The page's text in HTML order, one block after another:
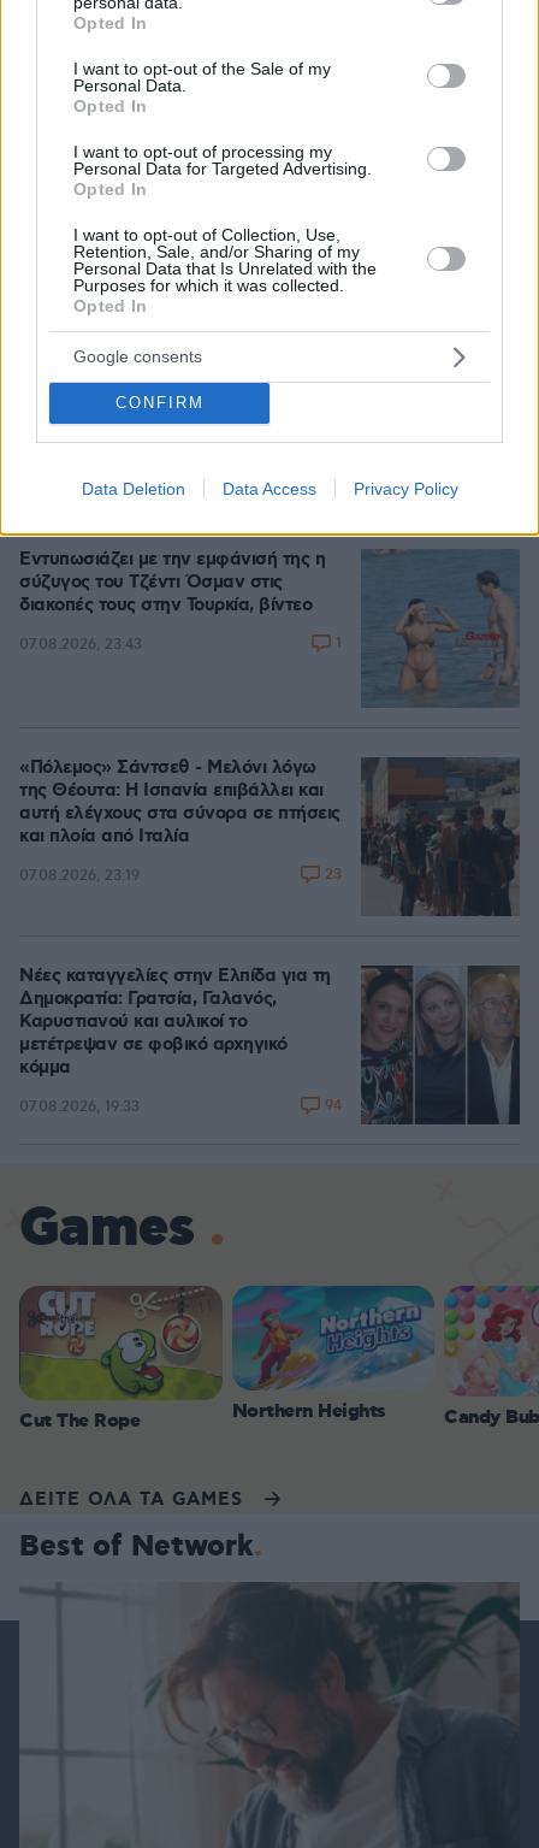
grant or deny consent to Google and its third-party tags to
use your data for below specified purposes in below Google
consent section.
Opted In
I want to opt-out of the Sale of my
Personal Data.
Opted In
I want to opt-out of processing my
Personal Data for Targeted Advertising.
Opted In
I want to opt-out of Collection, Use,
Retention, Sale, and/or Sharing of my
Personal Data that Is Unrelated with the
Purposes for which it was collected.
Opted In
Google consents
CONFIRM
Data Deletion Data Access Privacy Policy
να παίξει στο WNBA
07.08.2026, 23:30 10
Ο «Δράκος» του Λονδίνου: 40χρονος
με προβλήματα όρασης σκότωνε και
βίαζε γυναίκες, η αστυνομία τον είχε
07.08.2026, 22:54 31
Άλλος για data center; Επενδύσεις
07.08.2026, 20:16
Εντυπωσιάζει με την εμφάνισή της η
σύζυγος του Τζέντι Όσμαν στις
διακοπές τους στην Τουρκία, βίντεο
07.08.2026, 23:43 1
«Πόλεμος» Σάντσεθ - Μελόνι λόγω
της Θέουτα: Η Ισπανία επιβάλλει και
αυτή ελέγχους στα σύνορα σε πτήσεις
και πλοία από Ιταλία
07.08.2026, 23:19 23
Νέες καταγγελίες στην Ελπίδα για τη
Δημοκρατία: Γρατσία, Γαλανός,
Καρυστιανού και αυλικοί το
μετέτρεψαν σε φοβικό αρχηγικό
κόμμα
07.08.2026, 19:33 94
Games
Cut The Rope Northern Heights Candy
ΔΕΙΤΕ ΟΛΑ ΤΑ GAMES
Best of Network